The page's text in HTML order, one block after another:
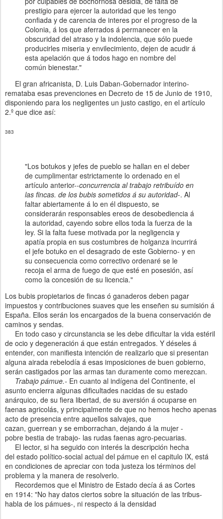
prestigio para ejercer la autoridad que les tengo
confiada y de carencia de interes por el progreso de la
Colonia, á los que aferrados á permanecer en la
obscuridad del atraso y la indolencia, que sólo puede
producirles miseria y envilecimiento, dejen de acudir á
esta apelación que á todos hago en nombre del
común bienestar."
El gran africanista, D. Luis Daban-Gobernador interino-
remataba esas prevenciones en Decreto de 15 de Junio de 1910,
disponiendo para los negligentes un justo castigo, en el artículo
2.º que dice así:
383
"Los botukos y jefes de pueblo se hallan en el deber
de cumplimentar estrictamente lo ordenado en el
artículo anterior--concurrencia al trabajo retribuído en
las fincas. de los bubis sometidos á su autoridad-. Al
faltar abiertamente á lo en él dispuesto, se
considerarán responsables ereos de desobediencia á
la autoridad, cayendo sobre ellos toda la fuerza de la
ley. Si la falta fuese motivada por la negligencia y
apatía propia en sus costumbres de holganza incurrirá
el jefe botuko en el desagrado de este Gobierno- y en
su consecuencia como correctivo ordenaré se le
recoja el arma de fuego de que esté en posesión, así
como la concesión de su licencia."
Los bubis propietarios de fincas ó ganaderos deben pagar
impuestos y contribuciones suaves que les enseñen su sumisión á
España. Ellos serán los encargados de la buena conservación de
caminos y sendas.
En todo caso y circunstancia se les debe dificultar la vida estéril
de ocio y degeneración á que están entregados. Y déseles á
entender, con manifiesta intención de realizarlo que si presentan
alguna airada rebelodía á esas imposiciones de buen gobierno,
serán castigados por las armas tan duramente como merezcan.
Trabajo pámue.- En cuanto al indígena del Continente, el
asunto encierra algunas dificultades nacidas de su estado
anárquico, de su fiera libertad, de su aversión á ocuparse en
faenas agricolás, y principalmente de que no hemos hecho apenas
acto de presencia entre aquellos salvajes, que
cazan, guerrean y se emborrachan, dejando á la mujer -
pobre bestia de trabajo- las rudas faenas agro-pecuarias.
El lector, si ha seguido con interés la descripción hecha
del estado político-social actual del pámue en el capitulo IX, está
en condiciones de apreciar con toda justeza los términos del
problema y la manera de resolverlo.
Recordemos que el Ministro de Estado decía á as Cortes
en 1914: "No hay datos ciertos sobre la situación de las tribus-
habla de los pámues-, ni respecto á la densidad